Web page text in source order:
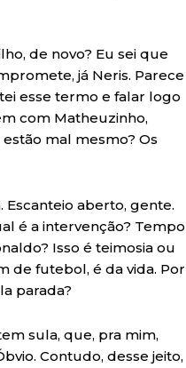
de novo? Eu sei que
já Neris. Parece
esse termo e falar logo
com Matheuzinho,
mal mesmo? Os
aberto, gente.
é a intervenção? Tempo
Isso é teimosia ou
de futebol, é da vida. Por
parada?
sula, que, pra mim,
Contudo, desse jeito,